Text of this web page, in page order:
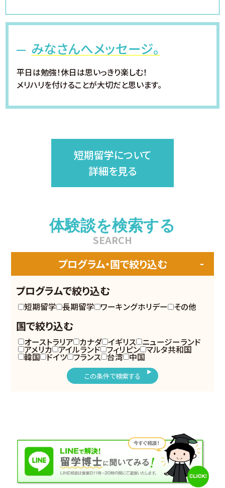
みなさんへメッセージ。
平日は勉強！休日は思いっきり楽しむ！
メリハリを付けることが大切だと思います。
短期留学について
詳細を見る
体験談を検索する
SEARCH
プログラム・国で絞り込む
プログラムで絞り込む
短期留学 長期留学 ワーキングホリデー その他
国で絞り込む
オーストラリア カナダ イギリス ニュージーランド
アメリカ アイルランド フィリピン マルタ共和国
韓国 ドイツ フランス 台湾 中国
この条件で検索する